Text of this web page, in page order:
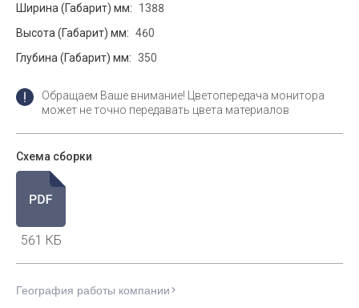
Ширина (Габарит) мм:
1388
Высота (Габарит) мм: 460
Глубина (Габарит) мм: 350
Обращаем Ваше внимание! Цветопередача монитора
может не точно передавать цвета материалов
Схема сборки
561 КБ
География работы компании